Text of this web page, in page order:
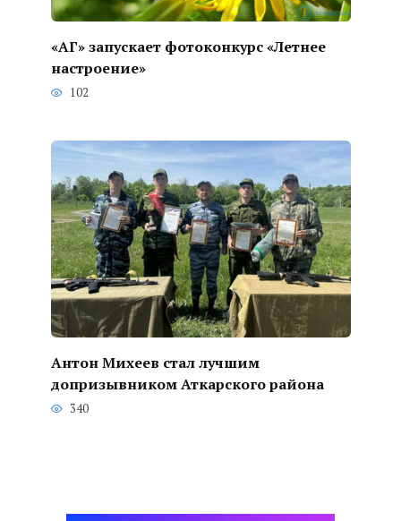
«АГ» запускает фотоконкурс «Летнее
настроение»
102
Антон Михеев стал лучшим
допризывником Аткарского района
340